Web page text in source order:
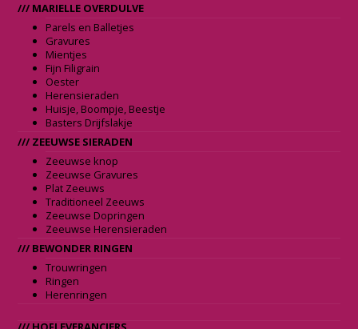
/// MARIELLE OVERDULVE
Parels en Balletjes
Gravures
Mientjes
Fijn Filigrain
Oester
Herensieraden
Huisje, Boompje, Beestje
Basters Drijfslakje
/// ZEEUWSE SIERADEN
Zeeuwse knop
Zeeuwse Gravures
Plat Zeeuws
Traditioneel Zeeuws
Zeeuwse Dopringen
Zeeuwse Herensieraden
/// BEWONDER RINGEN
Trouwringen
Ringen
Herenringen